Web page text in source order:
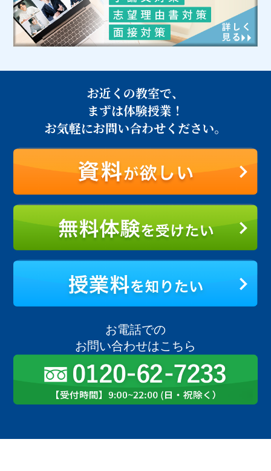
お近くの教室で、
まずは体験授業！
お気軽にお問い合わせください。
お電話での
お問い合わせはこちら